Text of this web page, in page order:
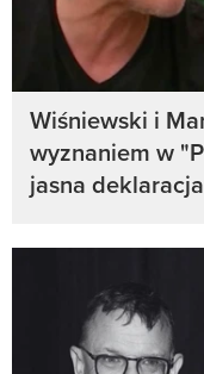
Wiśniewski i
wyznaniem w
jasna deklaracja